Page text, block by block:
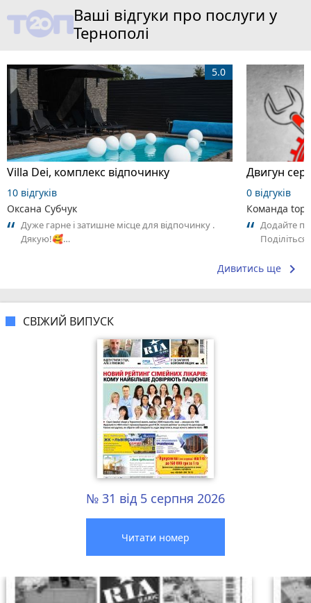
Ваші відгуки про послуги у
Тернополі
Villa Dei, комплекс відпочинку
5.0
10 відгуків
Оксана Субчук
Дуже гарне і затишне місце для відпочинку .
Дякую!🥰…
Двигун
0 відгуків
Команда
Додайте
Дивитись ще keyboard_arrow_right
СВІЖИЙ ВИПУСК
№ 31 від 5 серпня 2026
Читати номер